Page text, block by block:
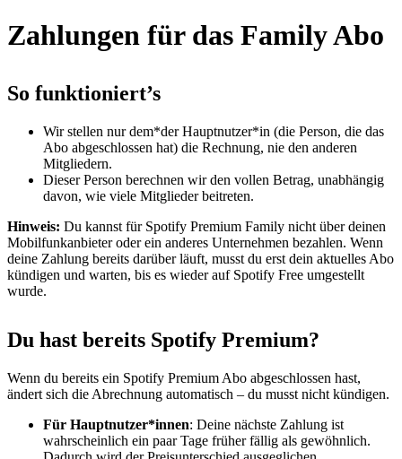
Zahlungen für das Family Abo
So funktioniert’s
Wir stellen nur dem*der Hauptnutzer*in (die Person, die das
Abo abgeschlossen hat) die Rechnung, nie den anderen
Mitgliedern.
Dieser Person berechnen wir den vollen Betrag, unabhängig
davon, wie viele Mitglieder beitreten.
Hinweis: Du kannst für Spotify Premium Family nicht über deinen
Mobilfunkanbieter oder ein anderes Unternehmen bezahlen. Wenn
deine Zahlung bereits darüber läuft, musst du erst dein aktuelles Abo
kündigen und warten, bis es wieder auf Spotify Free umgestellt
wurde.
Du hast bereits Spotify Premium?
Wenn du bereits ein Spotify Premium Abo abgeschlossen hast,
ändert sich die Abrechnung automatisch – du musst nicht kündigen.
Für Hauptnutzer*innen: Deine nächste Zahlung ist
wahrscheinlich ein paar Tage früher fällig als gewöhnlich.